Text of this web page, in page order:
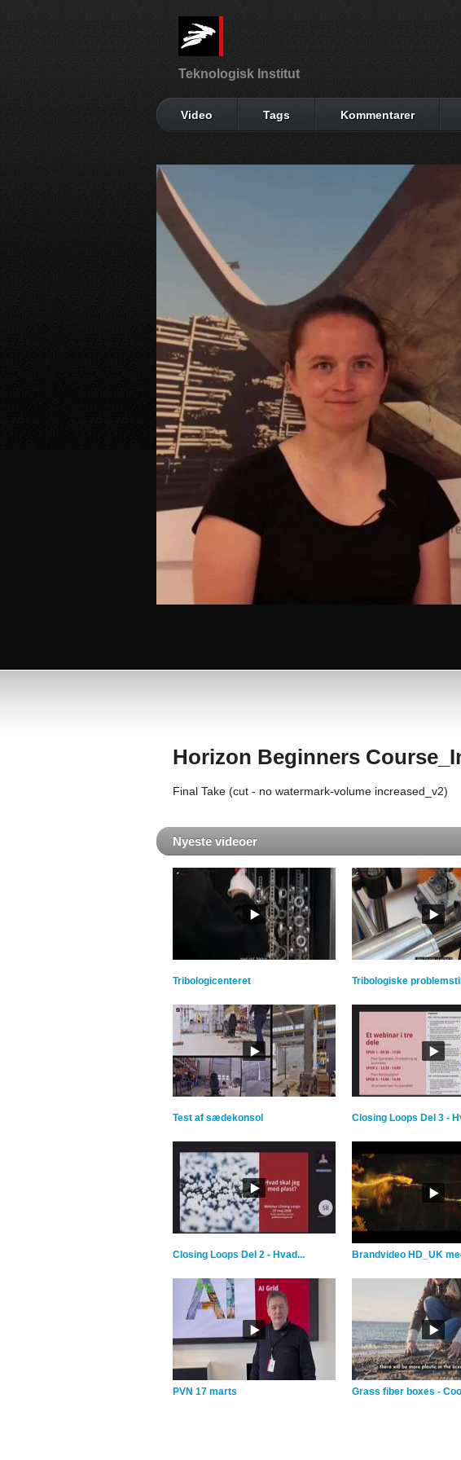
Teknologisk Institut
Video Tags Kommentarer
Horizon Beginners
Final Take (cut - no watermark-volume increased_v2)
Nyeste videoer
Tribologicenteret Tribologiske
Test af sædekonsol Closing Loops Del 3 -
Closing Loops Del 2 - Hvad... Brandvideo HD_UK
PVN 17 marts Grass fiber boxes -